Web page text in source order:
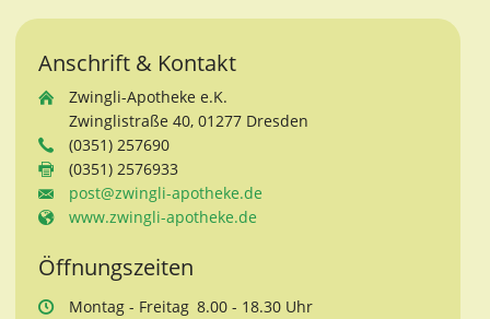
Anschrift & Kontakt
Zwingli-Apotheke e.K.
Zwinglistraße 40, 01277 Dresden
(0351) 257690
(0351) 2576933
post@zwingli-apotheke.de
www.zwingli-apotheke.de
Öffnungszeiten
Montag - Freitag 8.00 - 18.30 Uhr